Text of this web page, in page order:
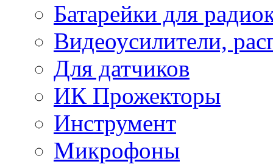
Батарейки для
Видеоусилители,
Для датчиков
ИК Прожекторы
Инструмент
Микрофоны